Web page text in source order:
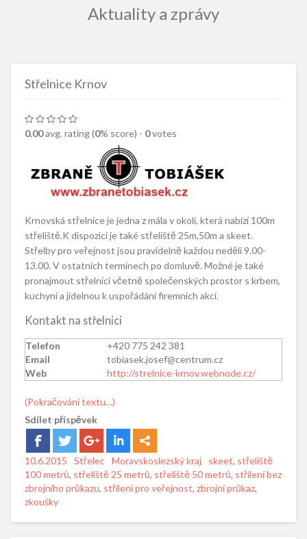
Aktuality a zprávy
Střelnice Krnov
0.00avg. rating (0% score) - 0votes
Krnovská střelnice je jedna z mála v okolí, která nabízí 100m
střeliště.K dispozici je také střeliště 25m,50m a skeet.
Střelby pro veřejnost jsou pravidelně každou neděli 9.00-
13.00. V ostatních termínech po domluvě. Možné je také
pronajmout střelnici včetně společenských prostor s krbem,
kuchyní a jídelnou k uspořádání firemních akcí.
Kontakt na střelnici
Telefon
+420 775 242 381
Email
tobiasek.josef@centrum.cz
Web
http://strelnice-krnov.webnode.cz/
(Pokračování textu…)
Sdílet příspěvek
Posted
on
10.6.2015 Author
Střelec Categories
Moravskoslezský kraj Tags
skeet, střeliště
100 metrů, střeliště 25 metrů, střeliště 50 metrů, střílení bez
zbrojního průkazu, střílení pro veřejnost, zbrojní průkaz,
zkoušky